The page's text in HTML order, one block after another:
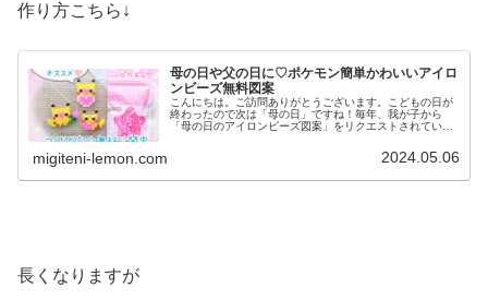
作り方こちら↓
母の日や父の日に♡ポケモン簡単かわいいアイロ
ンビーズ無料図案
こんにちは。ご訪問ありがとうございます。こどもの日が
終わったので次は「母の日」ですね！毎年、我が子から
「母の日のアイロンビーズ図案」をリクエストされている
migiteni-lemon.com 2024.05.06
長くなりますが